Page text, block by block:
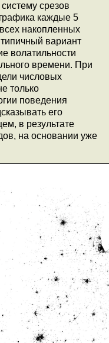
срезов
каждые 5
накопленных
вариант
волатильности
времени. При
числовых
только
поведения
его
в результате
на основании уже